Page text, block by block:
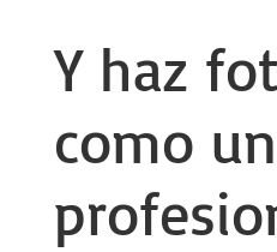
Y haz
como un